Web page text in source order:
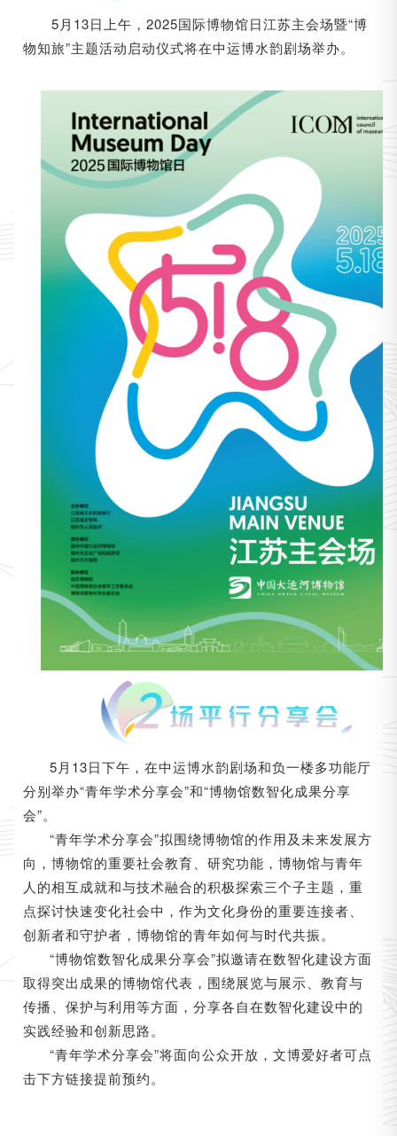
5月13日上午，2025国际博物馆日江苏主会场暨“博
物知旅”主题活动启动仪式将在中运博水韵剧场举办。
5月13日下午，在中运博水韵剧场和负一楼多功能厅
分别举办“青年学术分享会”和“博物馆数智化成果分享
会”。
“青年学术分享会”拟围绕博物馆的作用及未来发展方
向，博物馆的重要社会教育、研究功能，博物馆与青年
人的相互成就和与技术融合的积极探索三个子主题，重
点探讨快速变化社会中，作为文化身份的重要连接者、
创新者和守护者，博物馆的青年如何与时代共振。
“博物馆数智化成果分享会”拟邀请在数智化建设方面
取得突出成果的博物馆代表，围绕展览与展示、教育与
传播、保护与利用等方面，分享各自在数智化建设中的
实践经验和创新思路。
“青年学术分享会”将面向公众开放，文博爱好者可点
击下方链接提前预约。